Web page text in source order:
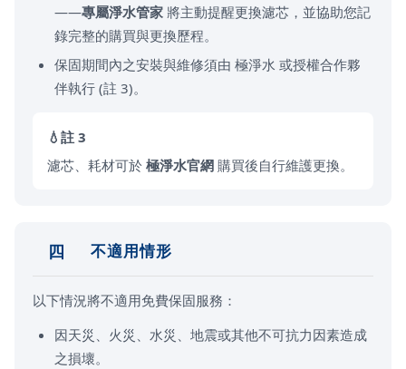
——專屬淨水管家 將主動提醒更換濾芯，並協助您記
錄完整的購買與更換歷程。
保固期間內之安裝與維修須由 極淨水 或授權合作夥
伴執行 (註 3)。
註 3
濾芯、耗材可於 極淨水官網 購買後自行維護更換。
四 不適用情形
以下情況將不適用免費保固服務：
因天災、火災、水災、地震或其他不可抗力因素造成
之損壞。